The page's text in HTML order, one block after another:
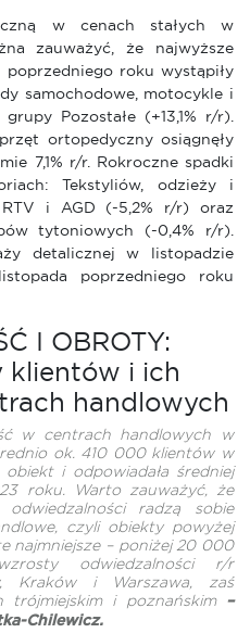
w cenach stałych w
zauważyć, że najwyższe
roku wystąpiły
samochodowe, motocykle i
Pozostałe (+13,1% r/r).
ortopedyczny osiągnęły
7,1% r/r. Rokroczne spadki
Tekstyliów, odzieży i
i AGD (-5,2% r/r) oraz
tytoniowych (-0,4% r/r).
detalicznej w listopadzie
poprzedniego roku
I OBROTY:
klientów i ich
handlowych
w centrach handlowych w
ok. 410 000 klientów w
i odpowiadała średniej
roku. Warto zauważyć, że
radzą sobie
czyli obiekty powyżej
najmniejsze – poniżej 20 000
odwiedzalności r/r
Kraków i Warszawa, zaś
trójmiejskim i poznańskim –
Chilewicz.